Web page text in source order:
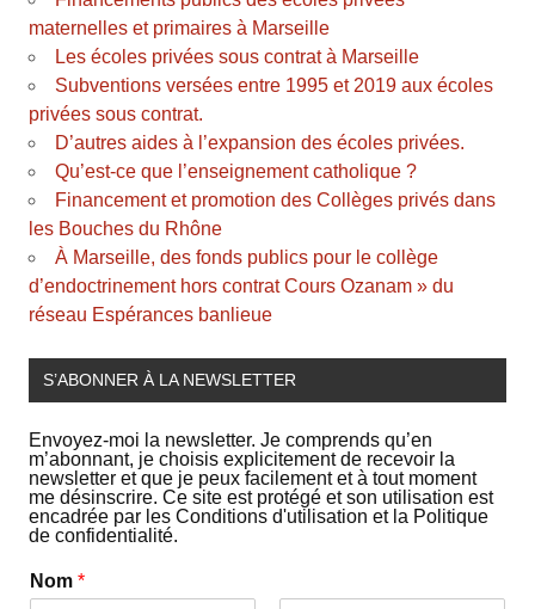
maternelles et primaires à Marseille
Les écoles privées sous contrat à Marseille
Subventions versées entre 1995 et 2019 aux écoles
privées sous contrat.
D’autres aides à l’expansion des écoles privées.
Qu’est-ce que l’enseignement catholique ?
Financement et promotion des Collèges privés dans
les Bouches du Rhône
À Marseille, des fonds publics pour le collège
d’endoctrinement hors contrat Cours Ozanam » du
réseau Espérances banlieue
S’ABONNER À LA NEWSLETTER
Envoyez-moi la newsletter. Je comprends qu’en
m’abonnant, je choisis explicitement de recevoir la
newsletter et que je peux facilement et à tout moment
me désinscrire. Ce site est protégé et son utilisation est
encadrée par les Conditions d'utilisation et la Politique
de confidentialité.
Nom *